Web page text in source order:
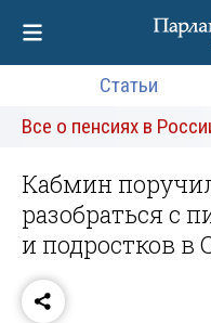
Статьи
Все о пенсиях в
Кабмин
разобраться с
и подростков в